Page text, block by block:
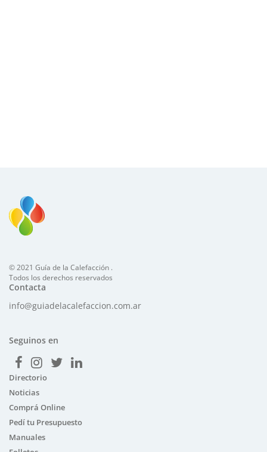
© 2021 Guía de la Calefacción .
Todos los derechos reservados
Contacta
info@guiadelacalefaccion.com.ar
Seguinos en
Directorio
Noticias
Comprá Online
Pedí tu Presupuesto
Manuales